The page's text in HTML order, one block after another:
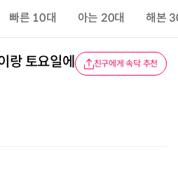
빠른 10대 아는 20대 해본
랑 토요일에
친구에게 속닥 추천